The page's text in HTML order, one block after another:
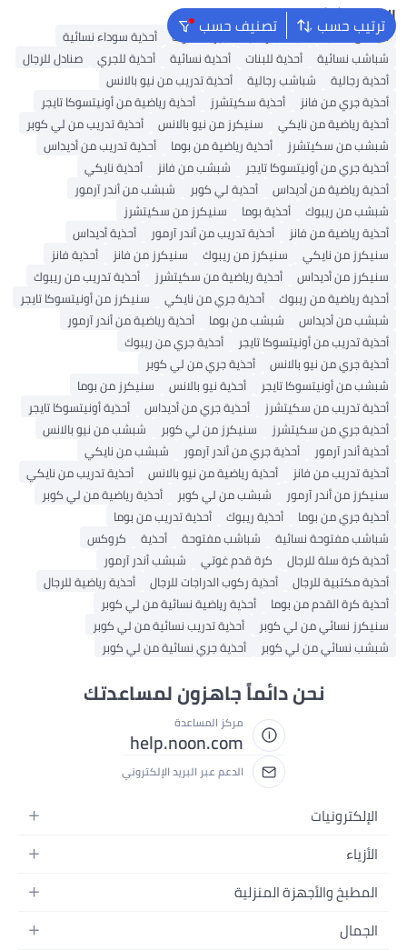
ترتيب حسب تصنيف حسب البحث الشائع
أديداس سامبا شباشب رجالية بيركنستوك
أحذية سوداء نسائية
شباشب نسائية
أحذية للبنات أحذية نسائية أحذية للجري
صنادل للرجال
أحذية رجالية
شباشب رجالية
أحذية تدريب من نيو بالانس
أحذية جري من فانز
أحذية سكيتشرز
أحذية رياضية من أونيتسوكا تايجر
أحذية رياضية من نايكي
سنيكرز من نيو بالانس
أحذية تدريب من لي كوبر
شبشب من سكيتشرز
أحذية رياضية من بوما
أحذية تدريب من أديداس
أحذية جري من أونيتسوكا تايجر
شبشب من فانز
أحذية نايكي
أحذية رياضية من أديداس
أحذية لي كوبر
شبشب من أندر آرمور
شبشب من ريبوك
أحذية بوما
سنيكرز من سكيتشرز
أحذية رياضية من فانز
أحذية تدريب من أندر آرمور
أحذية أديداس
سنيكرز من نايكي
سنيكرز من ريبوك سنيكرز من فانز
أحذية فانز
سنيكرز من أديداس
أحذية رياضية من سكيتشرز
أحذية تدريب من ريبوك
أحذية رياضية من ريبوك
أحذية جري من نايكي
سنيكرز من أونيتسوكا تايجر
شبشب من أديداس
شبشب من بوما
أحذية رياضية من أندر آرمور
أحذية تدريب من أونيتسوكا تايجر
أحذية جري من ريبوك
أحذية جري من نيو بالانس
أحذية جري من لي كوبر
شبشب من أونيتسوكا تايجر
أحذية نيو بالانس
سنيكرز من بوما
أحذية تدريب من سكيتشرز
أحذية جري من أديداس
أحذية أونيتسوكا تايجر
أحذية جري من سكيتشرز
سنيكرز من لي كوبر
شبشب من نيو بالانس
أحذية أندر آرمور
أحذية جري من أندر آرمور
شبشب من نايكي
أحذية تدريب من فانز
أحذية رياضية من نيو بالانس
أحذية تدريب من نايكي
سنيكرز من أندر آرمور
شبشب من لي كوبر
أحذية رياضية من لي كوبر
أحذية جري من بوما
أحذية ريبوك
أحذية تدريب من بوما
شباشب مفتوحة نسائية
شباشب مفتوحة أحذية
كروكس
أحذية كرة سلة للرجال
كرة قدم غوتي
شبشب أندر آرمور
أحذية مكتبية للرجال
أحذية ركوب الدراجات للرجال
أحذية رياضية للرجال
أحذية كرة القدم من بوما
أحذية رياضية نسائية من لي كوبر
سنيكرز نسائي من لي كوبر
أحذية تدريب نسائية من لي كوبر
شبشب نسائي من لي كوبر
أحذية جري نسائية من لي كوبر
نحن دائماً جاهزون لمساعدتك
مركز المساعدة
help.noon.com
الدعم عبر البريد الإلكتروني
الإلكترونيات
الجوالات
اللابتوبات
الأجهزة المنزلية
الأزياء
أزياء نسائية
أزياء البنات
المطبخ والأجهزة المنزلية
الحمام
الجمال